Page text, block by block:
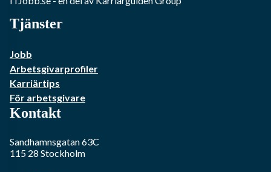
Tjänster
Jobb
Arbetsgivarprofiler
Karriärtips
För arbetsgivare
Kontakt
Sandhamnsgatan 63C
115 28 Stockholm